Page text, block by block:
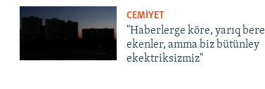
CEMİYET
"Haberlerge köre, yarıq bere
ekenler, amma biz bütünley
ekektriksizmiz"